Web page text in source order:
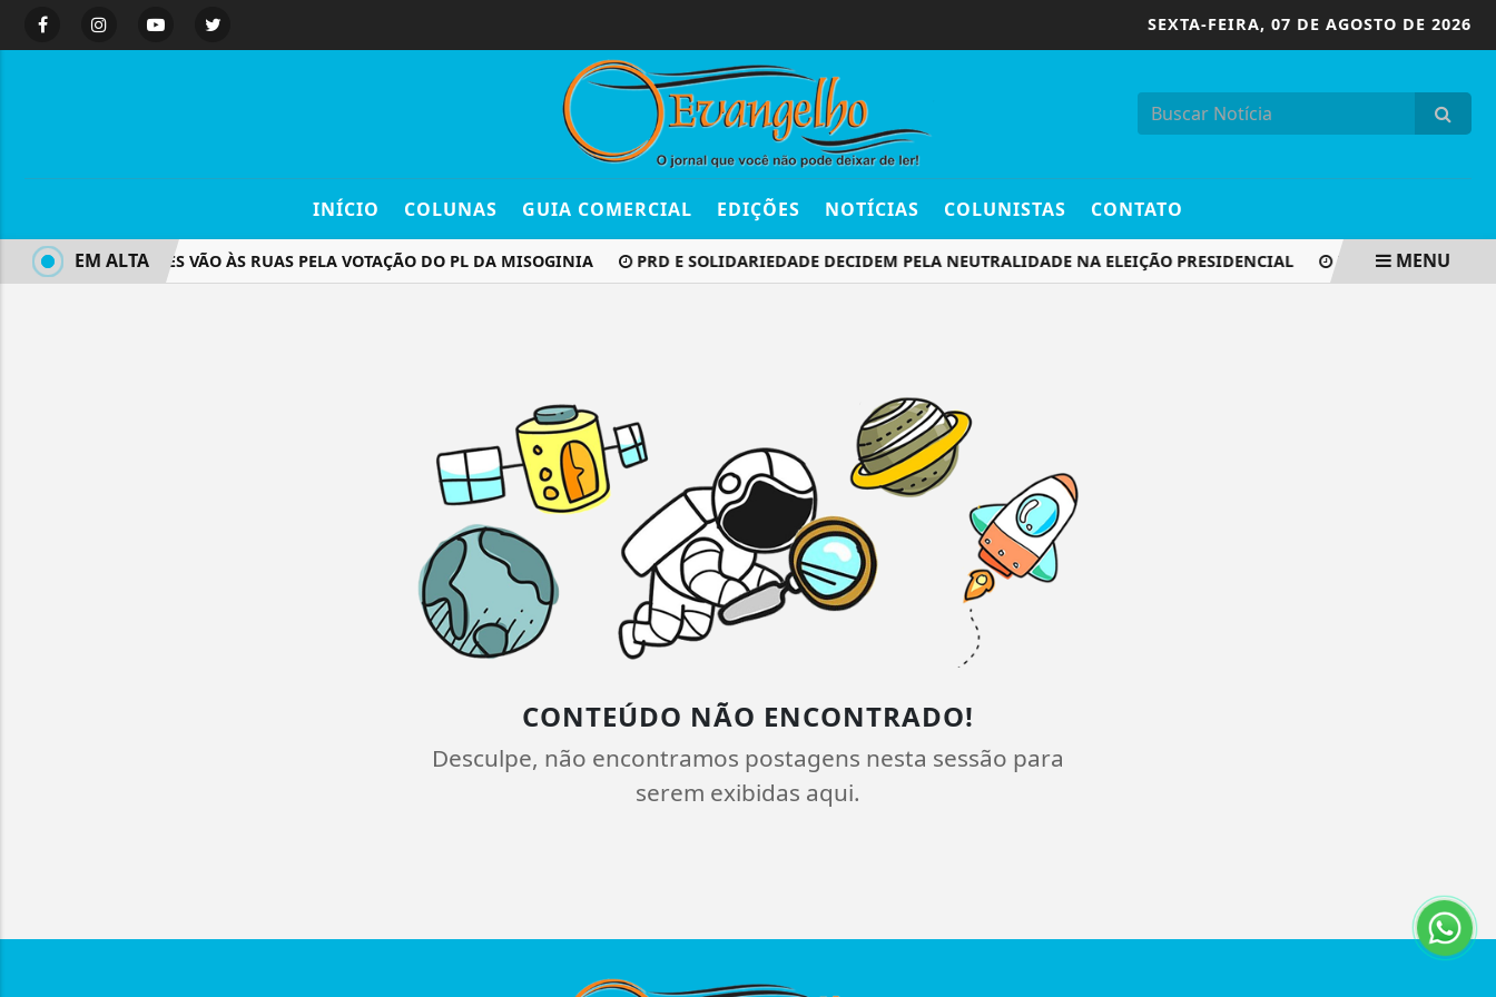
SEXTA-FEIRA, 07 DE AGOSTO DE 2026
INÍCIO COLUNAS GUIA COMERCIAL EDIÇÕES NOTÍCIAS COLUNISTAS CONTATO
MULHERES VÃO ÀS RUAS PELA VOTAÇÃO DO PL DA MISOGINIA PRD E SOLIDARIEDADE DECIDEM PELA NEUTRALIDADE NA ELEIÇÃO PRESIDENCIAL BH RECEBE 4ª
EM ALTA MENU
CONTEÚDO NÃO ENCONTRADO!
Desculpe, não encontramos postagens nesta sessão para
serem exibidas aqui.